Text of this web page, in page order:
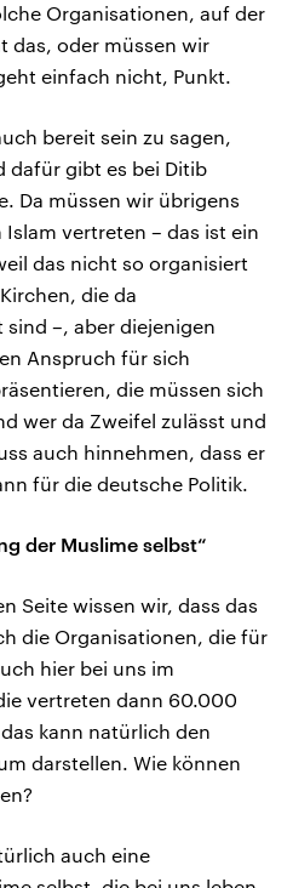
Organisationen, auf der
das, oder müssen wir
einfach nicht, Punkt.
bereit sein zu sagen,
dafür gibt es bei Ditib
Da müssen wir übrigens
vertreten – das ist ein
das nicht so organisiert
die da
–, aber diejenigen
Anspruch für sich
die müssen sich
wer da Zweifel zulässt und
auch hinnehmen, dass er
für die deutsche Politik.
der Muslime selbst“
Seite wissen wir, dass das
die Organisationen, die für
hier bei uns im
vertreten dann 60.000
kann natürlich den
darstellen. Wie können
auch eine